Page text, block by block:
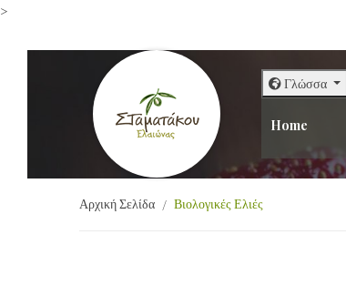
>
Γλώσσα
Home
Αρχική Σελίδα Βιολογικές Ελιές